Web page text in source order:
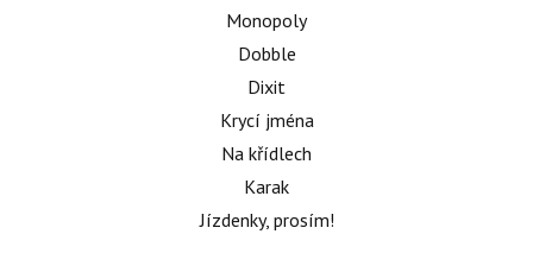
Monopoly
Dobble
Dixit
Krycí jména
Na křídlech
Karak
Jízdenky, prosím!